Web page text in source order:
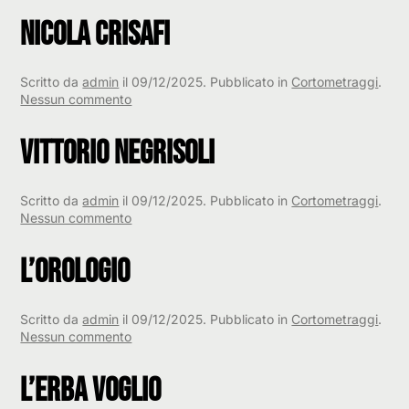
Simone
Caldonazzi
Nicola Crisafi
Scritto daadmin il 09/12/2025. Pubblicato in Cortometraggi.
Nessun commentosu
Vittorio Negrisoli
Scritto daadmin il 09/12/2025. Pubblicato in Cortometraggi.
Nessun commentosu
L’Orologio
Scritto daadmin il 09/12/2025. Pubblicato in Cortometraggi.
Nessun commentosu
L’Erba Voglio